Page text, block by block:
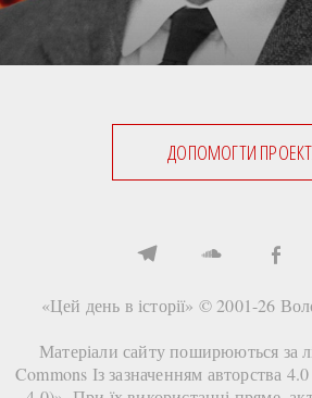
ДОПОМОГТИ
«Цей день в історії» © 2001-26
Матеріали сайту поширюються за
Commons Із зазначенням авторства